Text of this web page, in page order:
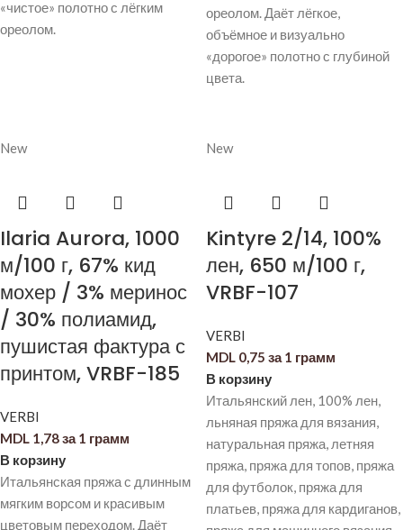
«чистое» полотно с лёгким
ореолом.
ореолом. Даёт лёгкое,
объёмное и визуально
«дорогое» полотно с глубиной
цвета.
New
Ilaria Aurora, 1000
м/100 г, 67% кид
мохер / 3% меринос
/ 30% полиамид,
пушистая фактура с
принтом, VRBF-185
VERBI
MDL 1,78за 1 грамм
В корзину
Итальянская пряжа с длинным
мягким ворсом и красивым
цветовым переходом. Даёт
New
Kintyre 2/14, 100%
лен, 650 м/100 г,
VRBF-107
VERBI
MDL 0,75 за 1 грамм
В корзину
Итальянский лен, 100% лен,
льняная пряжа для вязания,
натуральная пряжа, летняя
пряжа, пряжа для топов, пряжа
для футболок, пряжа для
платьев, пряжа для кардиганов,